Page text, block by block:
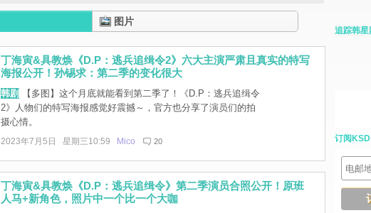
图片
丁海寅&具教焕《D.P：逃兵追缉令2》六大主演严肃且真实的特写
海报公开！孙锡求：第二季的变化很大
韩剧 【多图】这个月底就能看到第二季了！《D.P：逃兵追缉令
2》人物们的特写海报感觉好震撼～，官方也分享了演员们的拍
摄心情。
2023年7月5日 星期三10:59 Mico 20
丁海寅&具教焕《D.P：逃兵追缉令》第二季演员合照公开！原班
人马+新角色，照片中一个比一个大咖
追踪韩星
订阅KSD